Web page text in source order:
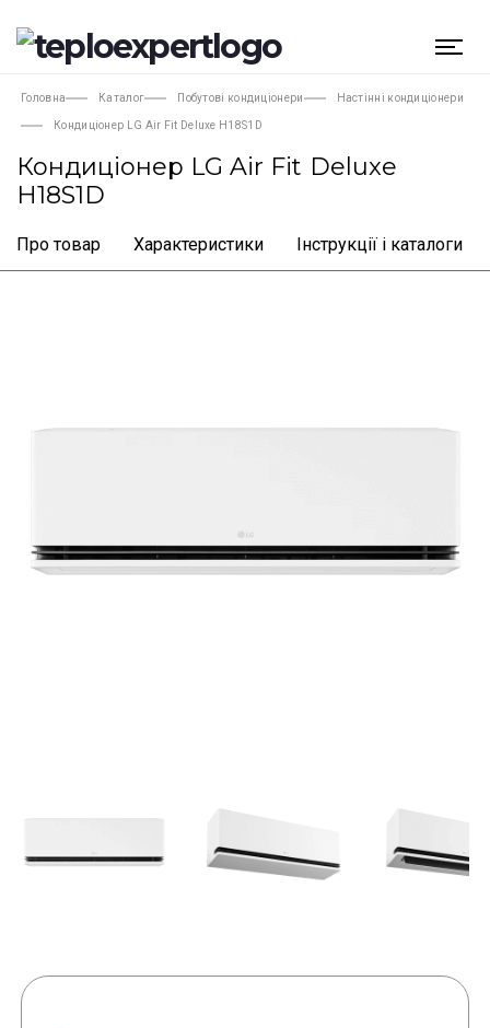
Головна Каталог Побутові кондиціонери Настінні кондиціонери
Кондиціонер LG Air Fit Deluxe H18S1D
Кондиціонер LG Air Fit Deluxe
H18S1D
Про товар Характеристики Інструкції і каталоги